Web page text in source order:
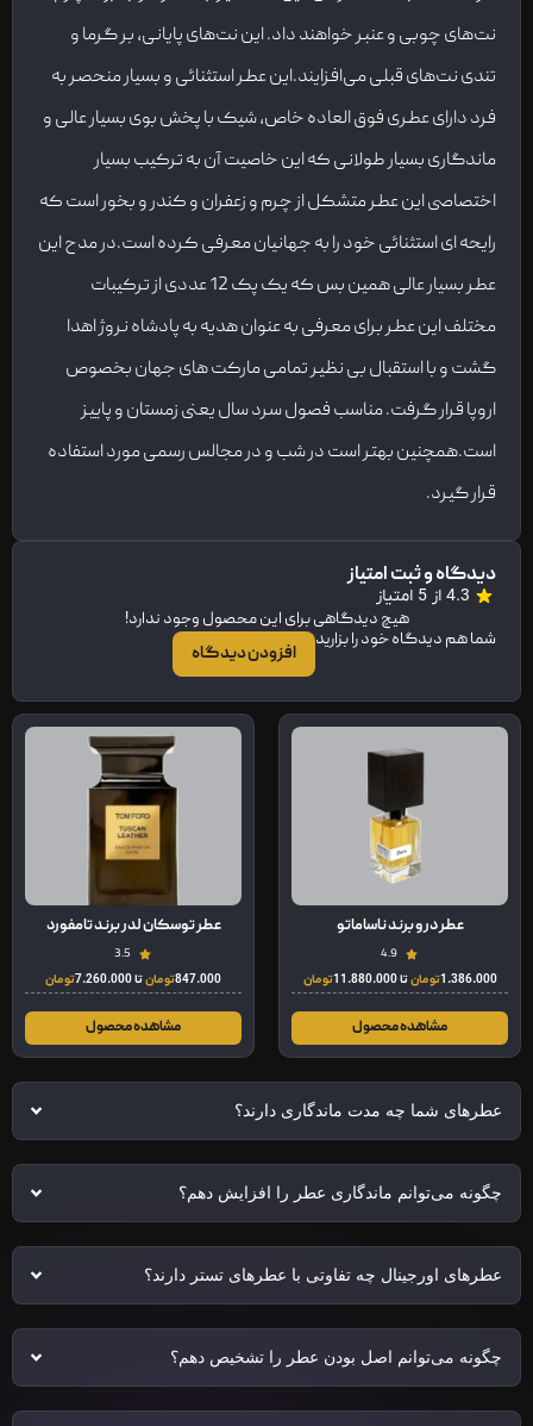
نت‌های چوبی و عنبر خواهند داد. این نت‌های پایانی، بر گرما و
تندی نت‌های قبلی می‌افزایند.این عطر استثنائی و بسیار منحصر به
فرد دارای عطری فوق العاده خاص، شیک با پخش بوی بسیار عالی و
ماندگاری بسیار طولانی که این خاصیت آن به ترکیب بسیار
اختصاصی این عطر متشکل از چرم و زعفران و کندر و بخور است که
رایحه ای استثنائی خود را به جهانیان معرفی کرده است.در مدح این
عطر بسیار عالی همین بس که یک پک 12 عددی از ترکیبات
مختلف این عطر برای معرفی به عنوان هدیه به پادشاه نروژ اهدا
گشت و با استقبال بی نظیر تمامی مارکت های جهان بخصوص
اروپا قرار گرفت. مناسب فصول سرد سال یعنی زمستان و پاییز
است.همچنین بهتر است در شب و در مجالس رسمی مورد استفاده
قرار گیرد.
دیدگاه و ثبت امتیاز
4.3 از 5 امتیاز
هیچ دیدگاهی برای این محصول وجود ندارد!
شما هم دیدگاه خود را بزارید
افزودن دیدگاه
عطر درو برند ناساماتو
4.9
1.386.000تومانتا11.880.000 تومان
مشاهده محصول
عطر توسکان لدر برند تامفورد
3.5
847.000تومانتا7.260.000تومان
مشاهده محصول
عطرهای شما چه مدت ماندگاری دارند؟
چگونه می‌توانم ماندگاری عطر را افزایش دهم؟
عطرهای اورجینال چه تفاوتی با عطرهای تستر دارند؟
چگونه می‌توانم اصل بودن عطر را تشخیص دهم؟